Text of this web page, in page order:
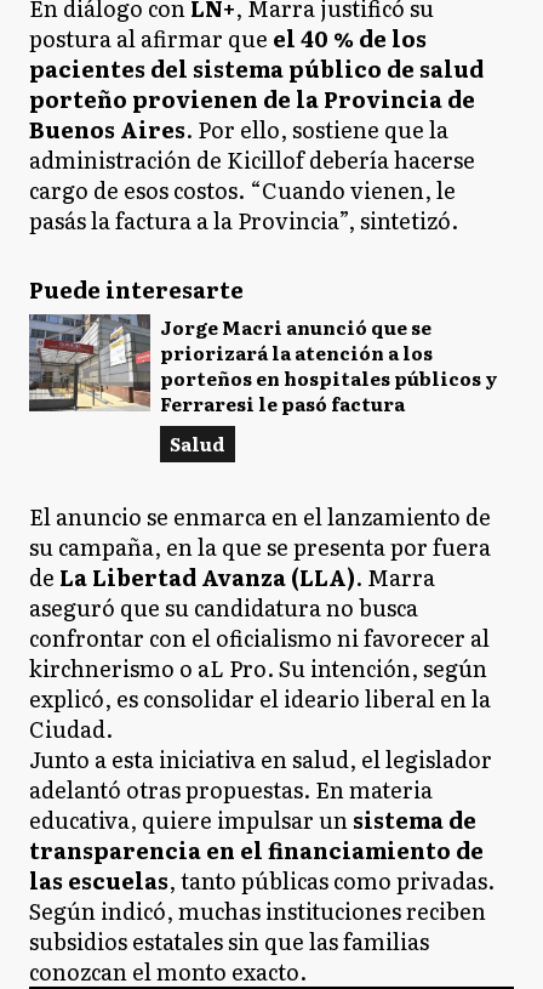
En diálogo conLN+, Marra justificó su
postura al afirmar que el 40 % de los
pacientes del sistema público de salud
porteño provienen de la Provincia de
Buenos Aires. Por ello, sostiene que la
administración de Kicillof debería hacerse
cargo de esos costos. “Cuando vienen, le
pasás la factura a la Provincia”, sintetizó.
Puede interesarte
Jorge Macri anunció que se
priorizará la atención a los
porteños en hospitales públicos y
Ferraresi le pasó factura
Salud
El anuncio se enmarca en el lanzamiento de
su campaña, en la que se presenta por fuera
de La Libertad Avanza (LLA). Marra
aseguró que su candidatura no busca
confrontar con el oficialismo ni favorecer al
kirchnerismo o aL Pro. Su intención, según
explicó, es consolidar el ideario liberal en la
Ciudad.
Junto a esta iniciativa en salud, el legislador
adelantó otras propuestas. En materia
educativa, quiere impulsar unsistema de
transparencia en el financiamiento de
las escuelas, tanto públicas como privadas.
Según indicó, muchas instituciones reciben
subsidios estatales sin que las familias
conozcan el monto exacto.